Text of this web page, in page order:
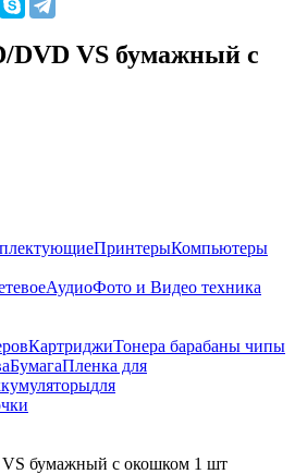
DVD VS бумажный с
ПринтерыКомпьютеры
АудиоФото и Видео техника
КартриджиТонера барабаны чипы
БумагаПленка для
для
бумажный с окошком 1 шт